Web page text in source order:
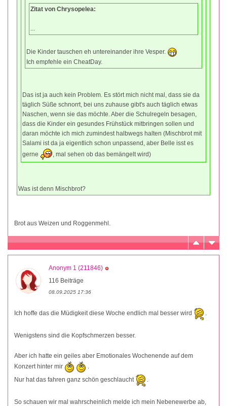
Zitat von Chrysopelea:
...
Die Kinder tauschen eh untereinander ihre Vesper.
Ich empfehle ein CheatDay.
Das ist ja auch kein Problem. Es stört mich nicht mal, dass sie da
täglich Süße schnorrt, bei uns zuhause gibt's auch täglich etwas
Naschen, wenn sie das möchte. Aber die Schulregeln besagen,
dass die Kinder ein gesundes Frühstück mitbringen sollen und
daran möchte ich mich zumindest halbwegs halten (Mischbrot mit
Salami ist da ja eigentlich schon unpassend, aber Belle isst es
gerne
, mal sehen ob das bemängelt wird)
Was ist denn Mischbrot?
Brot aus Weizen und Roggenmehl.
Anonym 1 (211846)
116 Beiträge
08.09.2025 17:36
Ich hoffe das die Müdigkeit diese Woche endlich mal besser wird .
Wenigstens sind die Kopfschmerzen besser.
Aber ich hatte ein geiles aber Emotionales Wochenende auf dem
Konzert hinter mir
.
Nur hat das fahren ganz schön geschlaucht
.
So schauen wir mal wahrscheinlich melde ich mein Nebenewerbe ab,